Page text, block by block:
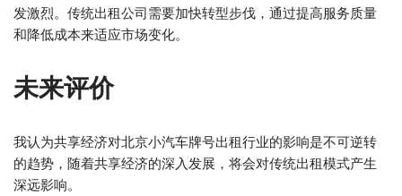
发激烈。传统出租公司需要加快转型步伐，通过提高服务质量
和降低成本来适应市场变化。
未来评价
我认为共享经济对北京小汽车牌号出租行业的影响是不可逆转
的趋势，随着共享经济的深入发展，将会对传统出租模式产生
深远影响。